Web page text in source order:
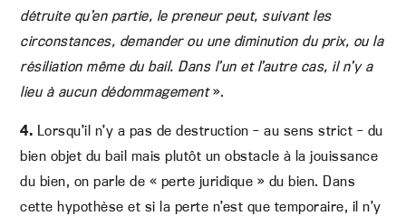
détruite qu’en partie, le preneur peut, suivant les
circonstances, demander ou une diminution du prix, ou la
résiliation même du bail. Dans l’un et l’autre cas, il n’y a
lieu à aucun dédommagement».
4. Lorsqu’il n’y a pas de destruction – au sens strict – du
bien objet du bail mais plutôt un obstacle à la jouissance
du bien, on parle de « perte juridique » du bien. Dans
cette hypothèse et si la perte n’est que temporaire, il n’y